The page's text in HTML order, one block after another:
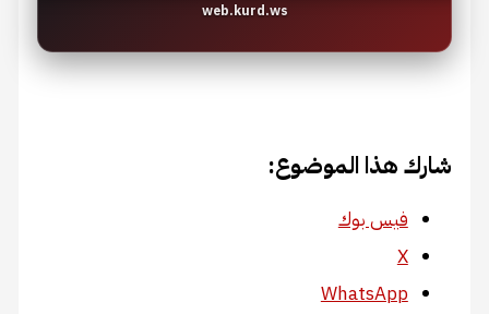
web.kurd.ws
شارك هذا الموضوع:
فيس بوك
X
WhatsApp